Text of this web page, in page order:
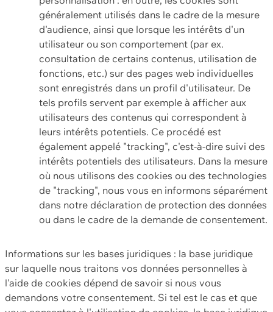
généralement utilisés dans le cadre de la mesure
d'audience, ainsi que lorsque les intérêts d'un
utilisateur ou son comportement (par ex.
consultation de certains contenus, utilisation de
fonctions, etc.) sur des pages web individuelles
sont enregistrés dans un profil d'utilisateur. De
tels profils servent par exemple à afficher aux
utilisateurs des contenus qui correspondent à
leurs intérêts potentiels. Ce procédé est
également appelé "tracking", c'est-à-dire suivi des
intérêts potentiels des utilisateurs. Dans la mesure
où nous utilisons des cookies ou des technologies
de "tracking", nous vous en informons séparément
dans notre déclaration de protection des données
ou dans le cadre de la demande de consentement.
Informations sur les bases juridiques : la base juridique
sur laquelle nous traitons vos données personnelles à
l'aide de cookies dépend de savoir si nous vous
demandons votre consentement. Si tel est le cas et que